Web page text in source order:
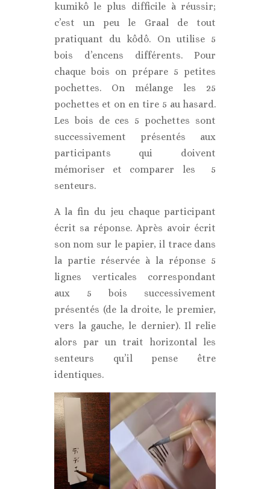
kumikô le plus difficile à réussir;
c’est un peu le Graal de tout
pratiquant du kôdô. On utilise 5
bois d’encens différents. Pour
chaque bois on prépare 5 petites
pochettes. On mélange les 25
pochettes et on en tire 5 au hasard.
Les bois de ces 5 pochettes sont
successivement présentés aux
participants qui doivent
mémoriser et comparer les 5
senteurs.
A la fin du jeu chaque participant
écrit sa réponse. Après avoir écrit
son nom sur le papier, il trace dans
la partie réservée à la réponse 5
lignes verticales correspondant
aux 5 bois successivement
présentés (de la droite, le premier,
vers la gauche, le dernier). Il relie
alors par un trait horizontal les
senteurs qu’il pense être
identiques.